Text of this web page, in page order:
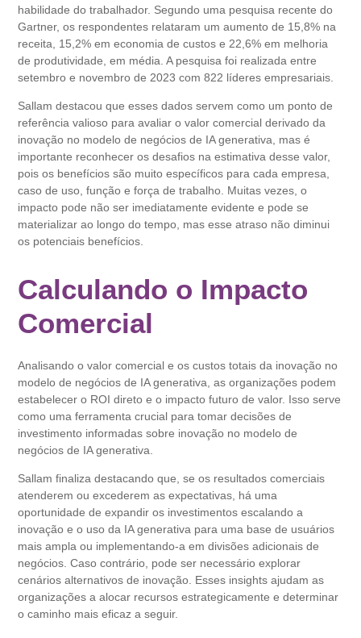
habilidade do trabalhador. Segundo uma pesquisa recente do
Gartner, os respondentes relataram um aumento de 15,8% na
receita, 15,2% em economia de custos e 22,6% em melhoria
de produtividade, em média. A pesquisa foi realizada entre
setembro e novembro de 2023 com 822 líderes empresariais.
Sallam destacou que esses dados servem como um ponto de
referência valioso para avaliar o valor comercial derivado da
inovação no modelo de negócios de IA generativa, mas é
importante reconhecer os desafios na estimativa desse valor,
pois os benefícios são muito específicos para cada empresa,
caso de uso, função e força de trabalho. Muitas vezes, o
impacto pode não ser imediatamente evidente e pode se
materializar ao longo do tempo, mas esse atraso não diminui
os potenciais benefícios.
Calculando o Impacto
Comercial
Analisando o valor comercial e os custos totais da inovação no
modelo de negócios de IA generativa, as organizações podem
estabelecer o ROI direto e o impacto futuro de valor. Isso serve
como uma ferramenta crucial para tomar decisões de
investimento informadas sobre inovação no modelo de
negócios de IA generativa.
Sallam finaliza destacando que, se os resultados comerciais
atenderem ou excederem as expectativas, há uma
oportunidade de expandir os investimentos escalando a
inovação e o uso da IA generativa para uma base de usuários
mais ampla ou implementando-a em divisões adicionais de
negócios. Caso contrário, pode ser necessário explorar
cenários alternativos de inovação. Esses insights ajudam as
organizações a alocar recursos estrategicamente e determinar
o caminho mais eficaz a seguir.